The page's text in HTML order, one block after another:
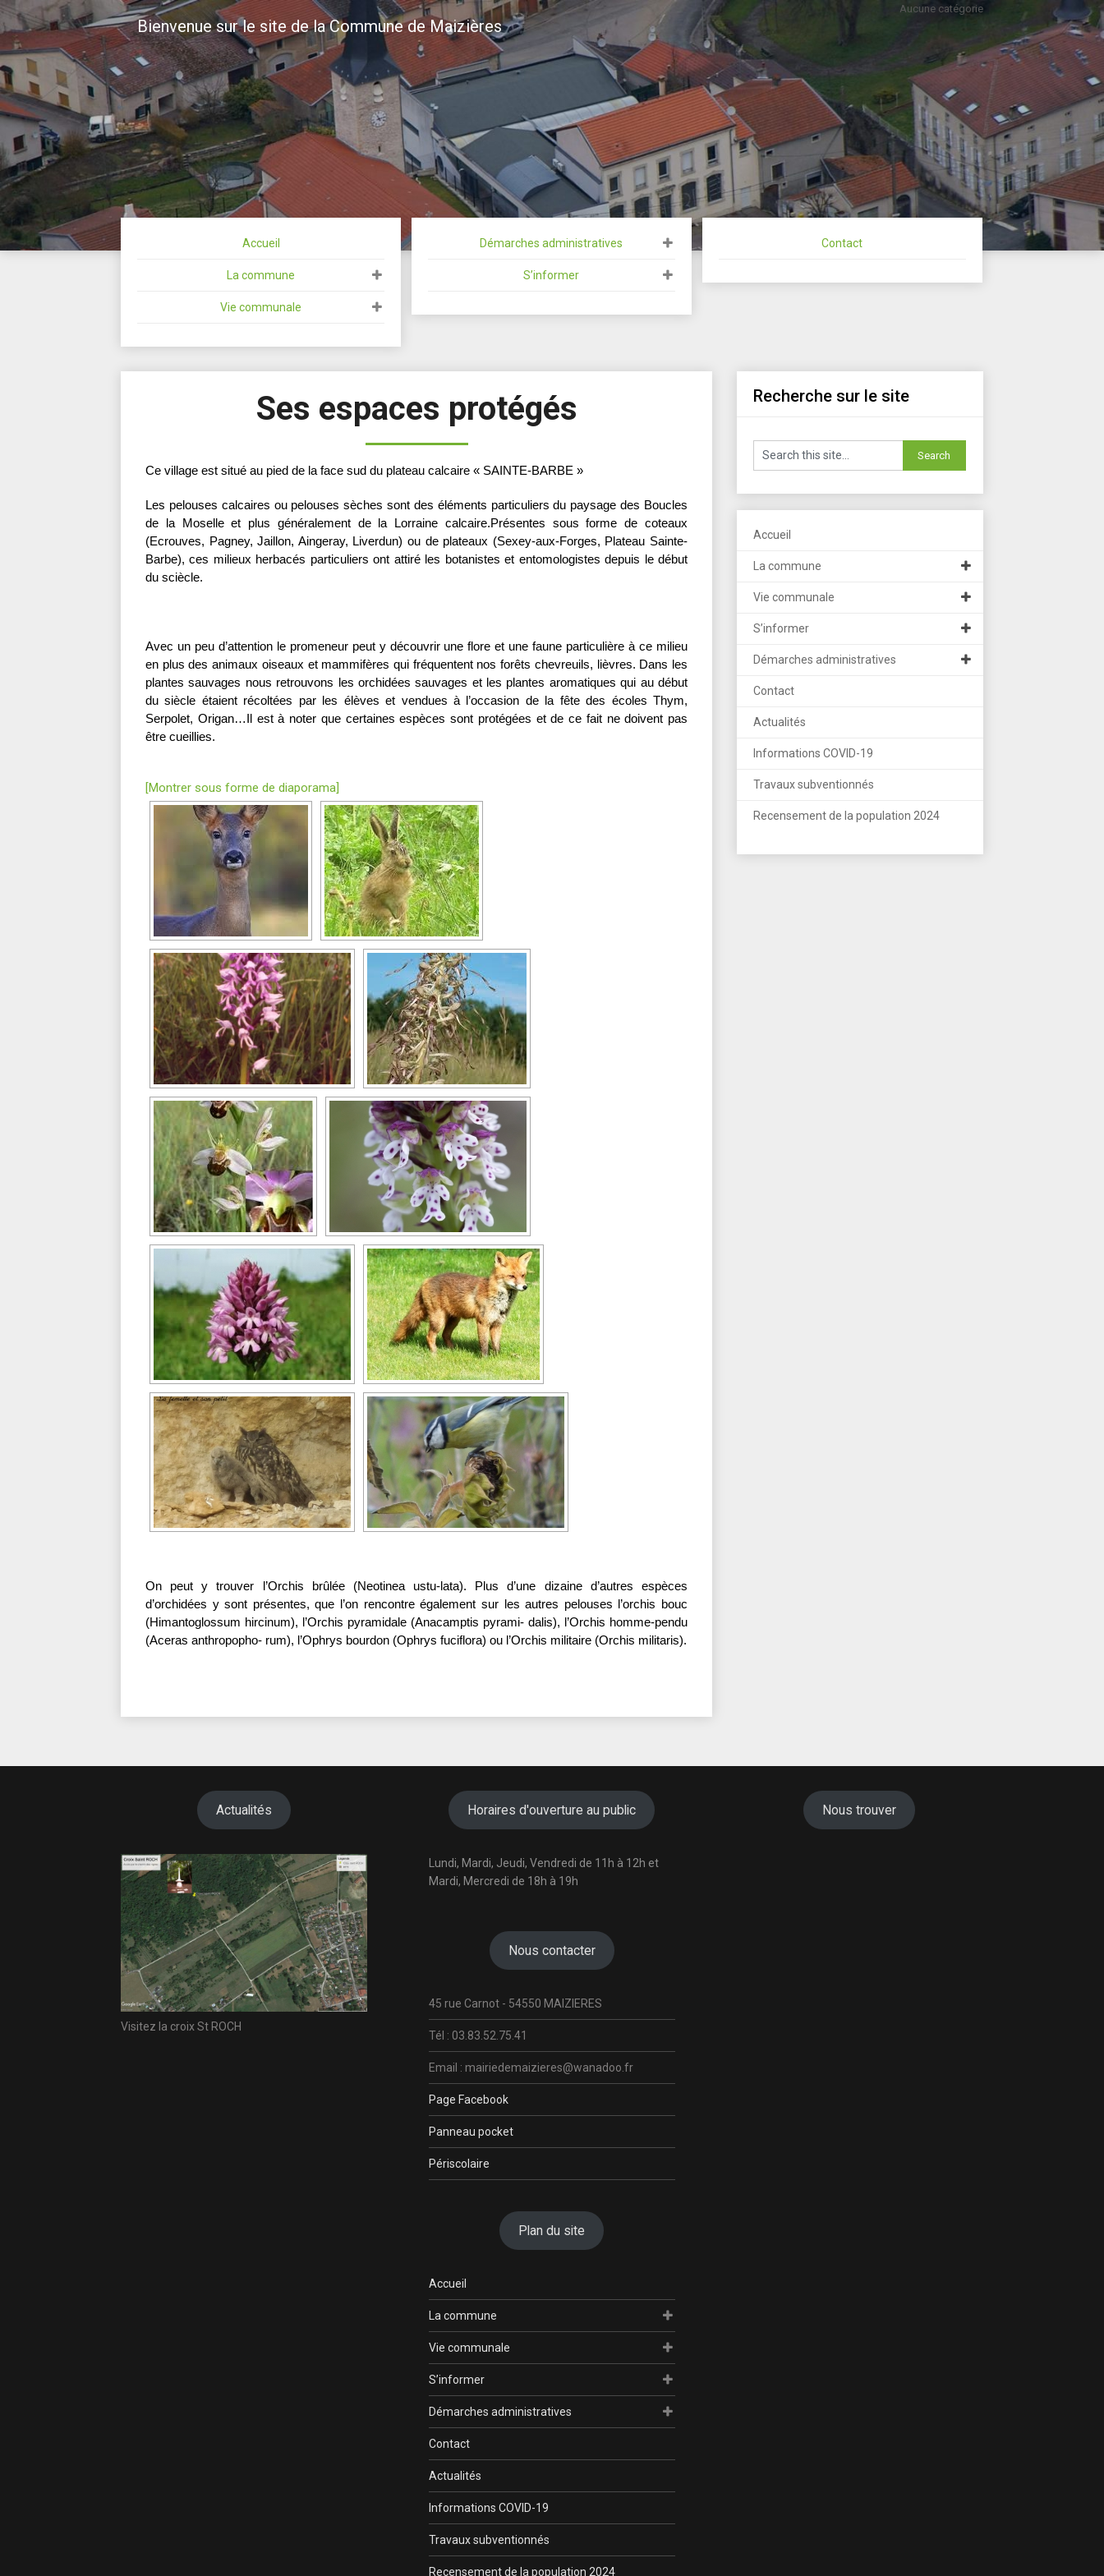
Skip
to
content
Bienvenue sur le site de la Commune de Maizières
Aucune catégorie
Bienvenue sur le site de la Commune de
Maizières
Accueil
La commune
Vie communale
Démarches administratives
S’informer
Contact
Ses espaces protégés
Ce village est situé au pied de la face sud du plateau calcaire « SAINTE-BARBE »
Les pelouses calcaires ou pelouses sèches sont des éléments particuliers du paysage des Boucles
de la Moselle et plus généralement de la Lorraine calcaire.Présentes sous forme de coteaux
(Ecrouves, Pagney, Jaillon, Aingeray, Liverdun) ou de plateaux (Sexey-aux-Forges, Plateau Sainte-
Barbe), ces milieux herbacés particuliers ont attiré les botanistes et entomologistes depuis le début
du sciècle.
Avec un peu d’attention le promeneur peut y découvrir une flore et une faune particulière à ce milieu
en plus des animaux oiseaux et mammifères qui fréquentent nos forêts chevreuils, lièvres. Dans les
plantes sauvages nous retrouvons les orchidées sauvages et les plantes aromatiques qui au début
du siècle étaient récoltées par les élèves et vendues à l’occasion de la fête des écoles Thym,
Serpolet, Origan…Il est à noter que certaines espèces sont protégées et de ce fait ne doivent pas
être cueillies.
[Montrer sous forme de diaporama]
On peut y trouver l’Orchis brûlée (Neotinea ustu-lata). Plus d’une dizaine d’autres espèces
d’orchidées y sont présentes, que l’on rencontre également sur les autres pelouses l’orchis bouc
(Himantoglossum hircinum), l’Orchis pyramidale (Anacamptis pyrami- dalis), l’Orchis homme-pendu
(Aceras anthropopho- rum), l’Ophrys bourdon (Ophrys fuciflora) ou l’Orchis militaire (Orchis militaris).
Recherche sur le site
Accueil
La commune
Vie communale
S’informer
Démarches administratives
Contact
Actualités
Informations COVID-19
Travaux subventionnés
Recensement de la population 2024
Actualités
Visitez la croix St ROCH
Horaires d'ouverture au public
Lundi, Mardi, Jeudi, Vendredi de 11h à 12h et
Mardi, Mercredi de 18h à 19h
Nous contacter
45 rue Carnot - 54550 MAIZIERES
Tél : 03.83.52.75.41
Email : mairiedemaizieres@wanadoo.fr
Page Facebook
Panneau pocket
Périscolaire
Plan du site
Accueil
La commune
Vie communale
S’informer
Démarches administratives
Contact
Actualités
Informations COVID-19
Travaux subventionnés
Recensement de la population 2024
Nous trouver